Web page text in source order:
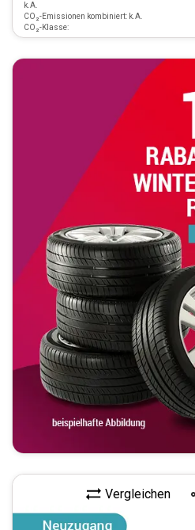
k.A.
CO₂-Emissionen kombiniert: k.A.
CO₂-Klasse:
Vergleichen